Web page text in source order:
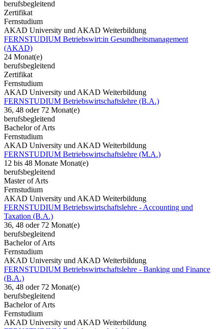
berufsbegleitend
Zertifikat
Fernstudium
AKAD University und AKAD Weiterbildung
FERNSTUDIUM Betriebswirt:in Gesundheitsmanagement
(AKAD)
24 Monat(e)
berufsbegleitend
Zertifikat
Fernstudium
AKAD University und AKAD Weiterbildung
FERNSTUDIUM Betriebswirtschaftslehre (B.A.)
36, 48 oder 72 Monat(e)
berufsbegleitend
Bachelor of Arts
Fernstudium
AKAD University und AKAD Weiterbildung
FERNSTUDIUM Betriebswirtschaftslehre (M.A.)
12 bis 48 Monate Monat(e)
berufsbegleitend
Master of Arts
Fernstudium
AKAD University und AKAD Weiterbildung
FERNSTUDIUM Betriebswirtschaftslehre - Accounting und
Taxation (B.A.)
36, 48 oder 72 Monat(e)
berufsbegleitend
Bachelor of Arts
Fernstudium
AKAD University und AKAD Weiterbildung
FERNSTUDIUM Betriebswirtschaftslehre - Banking und Finance
(B.A.)
36, 48 oder 72 Monat(e)
berufsbegleitend
Bachelor of Arts
Fernstudium
AKAD University und AKAD Weiterbildung